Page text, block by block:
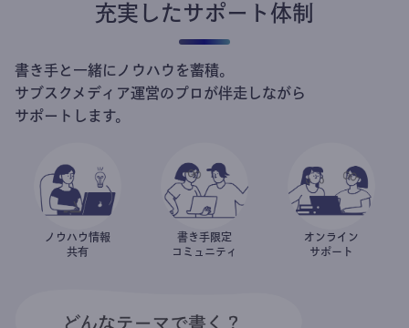
充実したサポート体制
書き手と一緒にノウハウを蓄積。
サブスクメディア運営のプロが伴走しながら
サポートします。
ノウハウ情報
共有
書き手限定
コミュニティ
オンライン
サポート